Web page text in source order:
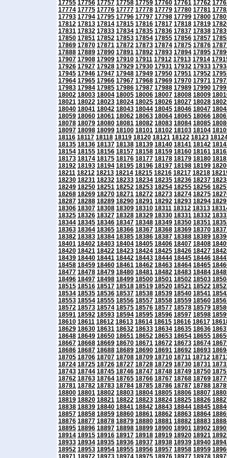
17755 17756 17757 17758 17759 17760 17761 17762
17774 17775 17776 17777 17778 17779 17780 17781
17793 17794 17795 17796 17797 17798 17799 17800
17812 17813 17814 17815 17816 17817 17818 17819
17831 17832 17833 17834 17835 17836 17837 17838
17850 17851 17852 17853 17854 17855 17856 17857
17869 17870 17871 17872 17873 17874 17875 17876
17888 17889 17890 17891 17892 17893 17894 17895
17907 17908 17909 17910 17911 17912 17913 17914
17926 17927 17928 17929 17930 17931 17932 17933
17945 17946 17947 17948 17949 17950 17951 17952
17964 17965 17966 17967 17968 17969 17970 17971
17983 17984 17985 17986 17987 17988 17989 17990
18002 18003 18004 18005 18006 18007 18008 18009
18021 18022 18023 18024 18025 18026 18027 18028
18040 18041 18042 18043 18044 18045 18046 18047
18059 18060 18061 18062 18063 18064 18065 18066
18078 18079 18080 18081 18082 18083 18084 18085
18097 18098 18099 18100 18101 18102 18103 18104
18116 18117 18118 18119 18120 18121 18122 18123
18135 18136 18137 18138 18139 18140 18141 18142
18154 18155 18156 18157 18158 18159 18160 18161
18173 18174 18175 18176 18177 18178 18179 18180
18192 18193 18194 18195 18196 18197 18198 18199
18211 18212 18213 18214 18215 18216 18217 18218
18230 18231 18232 18233 18234 18235 18236 18237
18249 18250 18251 18252 18253 18254 18255 18256
18268 18269 18270 18271 18272 18273 18274 18275
18287 18288 18289 18290 18291 18292 18293 18294
18306 18307 18308 18309 18310 18311 18312 18313
18325 18326 18327 18328 18329 18330 18331 18332
18344 18345 18346 18347 18348 18349 18350 18351
18363 18364 18365 18366 18367 18368 18369 18370
18382 18383 18384 18385 18386 18387 18388 18389
18401 18402 18403 18404 18405 18406 18407 18408
18420 18421 18422 18423 18424 18425 18426 18427
18439 18440 18441 18442 18443 18444 18445 18446
18458 18459 18460 18461 18462 18463 18464 18465
18477 18478 18479 18480 18481 18482 18483 18484
18496 18497 18498 18499 18500 18501 18502 18503
18515 18516 18517 18518 18519 18520 18521 18522
18534 18535 18536 18537 18538 18539 18540 18541
18553 18554 18555 18556 18557 18558 18559 18560
18572 18573 18574 18575 18576 18577 18578 18579
18591 18592 18593 18594 18595 18596 18597 18598
18610 18611 18612 18613 18614 18615 18616 18617
18629 18630 18631 18632 18633 18634 18635 18636
18648 18649 18650 18651 18652 18653 18654 18655
18667 18668 18669 18670 18671 18672 18673 18674
18686 18687 18688 18689 18690 18691 18692 18693
18705 18706 18707 18708 18709 18710 18711 18712
18724 18725 18726 18727 18728 18729 18730 18731
18743 18744 18745 18746 18747 18748 18749 18750
18762 18763 18764 18765 18766 18767 18768 18769
18781 18782 18783 18784 18785 18786 18787 18788
18800 18801 18802 18803 18804 18805 18806 18807
18819 18820 18821 18822 18823 18824 18825 18826
18838 18839 18840 18841 18842 18843 18844 18845
18857 18858 18859 18860 18861 18862 18863 18864
18876 18877 18878 18879 18880 18881 18882 18883
18895 18896 18897 18898 18899 18900 18901 18902
18914 18915 18916 18917 18918 18919 18920 18921
18933 18934 18935 18936 18937 18938 18939 18940
18952 18953 18954 18955 18956 18957 18958 18959
18971 18972 18973 18974 18975 18976 18977 18978